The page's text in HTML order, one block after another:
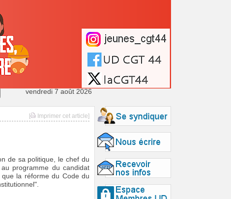
vendredi 7 août 2026
[ Imprimer cet article]
de sa politique, le chef du
programme du candidat
la réforme du Code du